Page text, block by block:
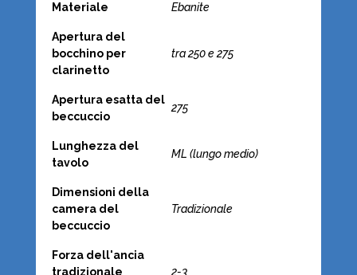
Materiale Ebanite
Apertura del
bocchino per
clarinetto
tra 250 e 275
Apertura esatta del
beccuccio
275
Lunghezza del
tavolo
ML (lungo medio)
Dimensioni della
camera del
beccuccio
Tradizionale
Forza dell'ancia
tradizionale
2-3